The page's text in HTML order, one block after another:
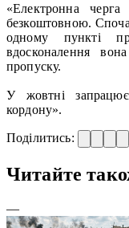
«Електронна
безкоштовною.
одному пункті
вдосконалення
пропуску.
У жовтні
кордону».
Поділитись:
Читайте
—